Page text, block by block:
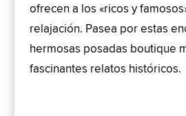
ofrecen a los «ricos y
relajación. Pasea por estas
hermosas posadas boutique
fascinantes relatos históricos.